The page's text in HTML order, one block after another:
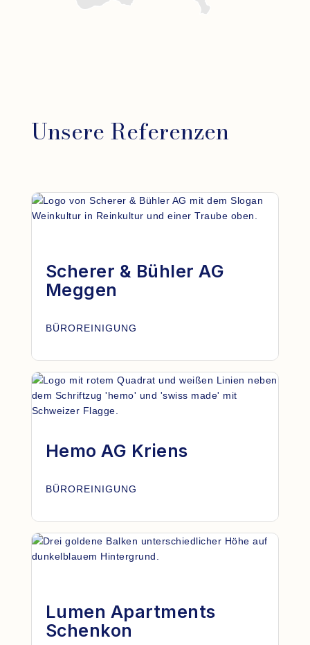
Unsere Referenzen
Scherer & Bühler AG
Meggen
BÜROREINIGUNG
Hemo AG Kriens
BÜROREINIGUNG
Lumen Apartments
Schenkon